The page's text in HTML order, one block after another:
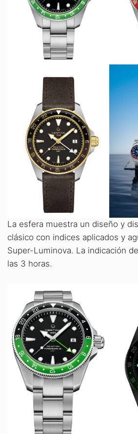
La esfera muestra un diseño y
clásico con indices aplicados y
Super-Luminova. La indicación
las 3 horas.